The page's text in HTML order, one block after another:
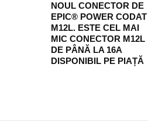
NOUL CONECTOR DE
EPIC® POWER CODAT
M12L. ESTE CEL MAI
MIC CONECTOR M12L
DE PÂNĂ LA 16A
DISPONIBIL PE PIAȚĂ